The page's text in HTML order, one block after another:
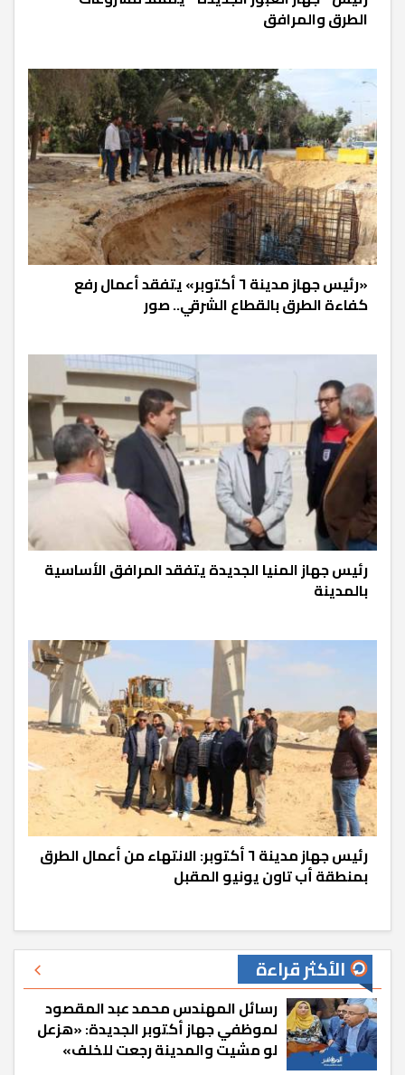
الطرق والمرافق
«رئيس جهاز مدينة ٦ أكتوبر» يتفقد أعمال رفع
كفاءة الطرق بالقطاع الشرقي.. صور
رئيس جهاز المنيا الجديدة يتفقد المرافق الأساسية
بالمدينة
رئيس جهاز مدينة ٦ أكتوبر: الانتهاء من أعمال الطرق
بمنطقة أب تاون يونيو المقبل
الأكثر قراءة
رسائل المهندس محمد عبد المقصود
لموظفي جهاز أكتوبر الجديدة: «هزعل
لو مشيت والمدينة رجعت للخلف»